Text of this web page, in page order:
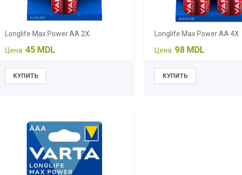
Longlife Max Power AA 2X
Цена: 45 MDL
Longlife Max Power AA 4X
Цена: 98 MDL